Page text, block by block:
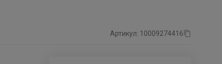
Артикул: 10009274416